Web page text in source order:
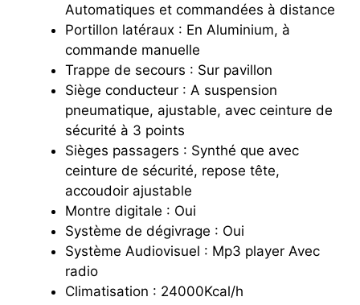
Automatiques et commandées à distance
Portillon latéraux : En Aluminium, à
commande manuelle
Trappe de secours : Sur pavillon
Siège conducteur : A suspension
pneumatique, ajustable, avec ceinture de
sécurité à 3 points
Sièges passagers : Synthé que avec
ceinture de sécurité, repose tête,
accoudoir ajustable
Montre digitale : Oui
Système de dégivrage : Oui
Système Audiovisuel : Mp3 player Avec
radio
Climatisation : 24000Kcal/h